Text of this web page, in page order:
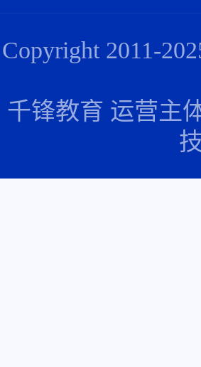
Copyright 2011-
千锋教育 运营主